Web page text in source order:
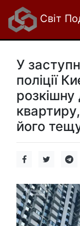
Світ
У
поліції
його